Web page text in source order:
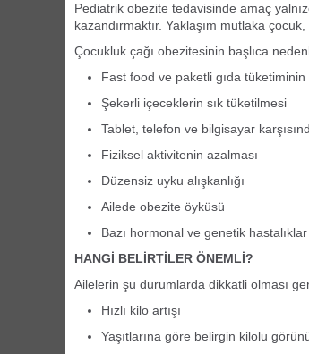
Pediatrik obezite tedavisinde amaç
kazandırmaktır. Yaklaşım mutlaka
Çocukluk çağı obezitesinin başlıca
Fast food ve paketli gıda tüketiminin
Şekerli içeceklerin sık tüketilmesi
Tablet, telefon ve bilgisayar
Fiziksel aktivitenin azalması
Düzensiz uyku alışkanlığı
Ailede obezite öyküsü
Bazı hormonal ve genetik hastalıklar
HANGİ BELİRTİLER ÖNEMLİ?
Ailelerin şu durumlarda dikkatli olması
Hızlı kilo artışı
Yaşıtlarına göre belirgin kilolu